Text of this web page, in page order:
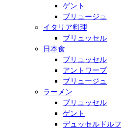
ゲント
ブリュージュ
イタリア料理
ブリュッセル
日本食
ブリュッセル
アントワープ
ブリュージュ
ラーメン
ブリュッセル
ゲント
デュッセルドルフ